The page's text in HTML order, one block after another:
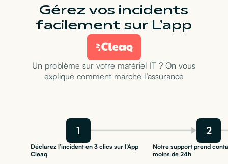
Gérez vos incidents
facilement sur L’app
Un problème sur votre matériel IT ? On vous
explique comment marche l’assurance
1 2
Déclarez l’incident en 3 clics sur l’App
Cleaq
Notre support prend
moins de 24h